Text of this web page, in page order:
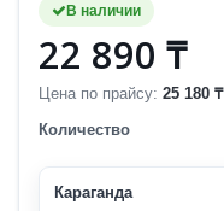
В наличии
22 890 ₸
Цена по прайсу: 25 180 ₸
Количество
Караганда